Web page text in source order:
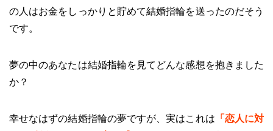
の人はお金をしっかりと貯めて結婚指輪を送ったのだそう
です。
夢の中のあなたは結婚指輪を見てどんな感想を抱きました
か？
幸せなはずの結婚指輪の夢ですが、実はこれは 「恋人に対